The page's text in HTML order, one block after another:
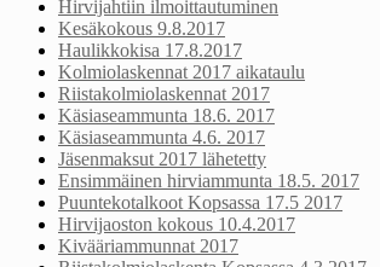
Hirvijahtiin ilmoittautuminen
Kesäkokous 9.8.2017
Haulikkokisa 17.8.2017
Kolmiolaskennat 2017 aikataulu
Riistakolmiolaskennat 2017
Käsiaseammunta 18.6. 2017
Käsiaseammunta 4.6. 2017
Jäsenmaksut 2017 lähetetty
Ensimmäinen hirviammunta 18.5. 2017
Puuntekotalkoot Kopsassa 17.5 2017
Hirvijaoston kokous 10.4.2017
Kivääriammunnat 2017